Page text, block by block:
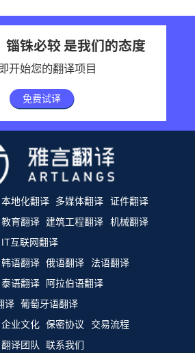
锱铢必较 是我们的态度
开始您的翻译项目
免费试译
本地化翻译 多媒体翻译 证件翻译
教育翻译 建筑工程翻译 机械翻译
IT互联网翻译
韩语翻译 俄语翻译
法语翻译
泰语翻译 阿拉伯语翻译
译 葡萄牙语翻译
企业文化 保密协议
交易流程
翻译团队 联系我们